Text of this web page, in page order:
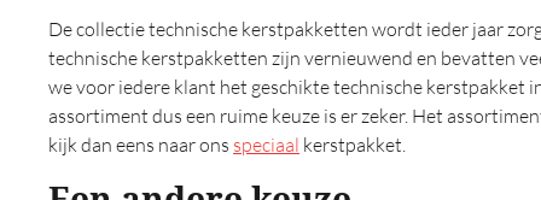
Strand (0)
Streekproducten (0)
Tapas (0)
Technisch (0)
Traditioneel (0)
Travel (0)
De collectie technische kerstpakketten wordt ieder jaar
technische kerstpakketten zijn vernieuwend en bevatten
we voor iedere klant het geschikte technische kerstpakket
assortiment dus een ruime keuze is er zeker. Het
kijk dan eens naar ons speciaal kerstpakket.